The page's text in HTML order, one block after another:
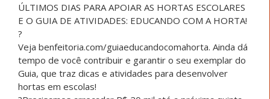
ÚLTIMOS DIAS PARA APOIAR AS HORTAS ESCOLARES
E O GUIA DE ATIVIDADES: EDUCANDO COM A HORTA!
?
Veja benfeitoria.com/guiaeducandocomahorta. Ainda dá
tempo de você contribuir e garantir o seu exemplar do
Guia, que traz dicas e atividades para desenvolver
hortas em escolas!